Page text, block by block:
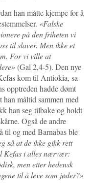
han måtte kjempe for å
«Falske
på den friheten vi
til slaver. Men ikke et
For vi ville at
(Gal 2,4-5). Den nye
kom til Antiokia, sa
opptreden hadde dømt
måltid sammen med
han seg tilbake og holdt
Også de andre
til og med Barnabas ble
så at de ikke gikk rett
Kefas i alles nærvær:
men etter hedensk
til å leve som jøder?»